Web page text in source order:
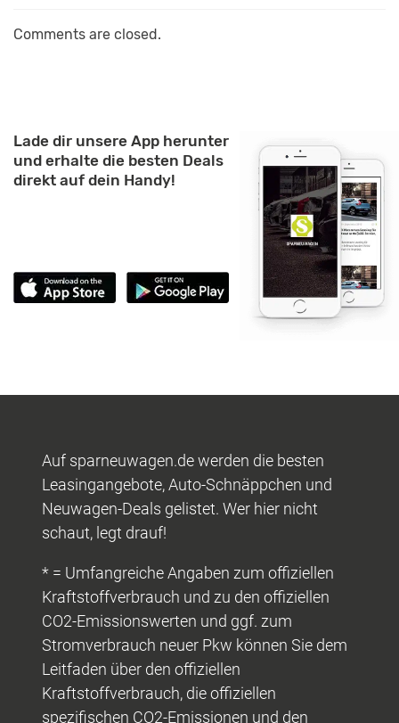
Comments are closed.
Lade dir unsere App herunter
und erhalte die besten Deals
direkt auf dein Handy!
Auf sparneuwagen.de werden die besten
Leasingangebote, Auto-Schnäppchen und
Neuwagen-Deals gelistet. Wer hier nicht
schaut, legt drauf!
* = Umfangreiche Angaben zum offiziellen
Kraftstoffverbrauch und zu den offiziellen
CO2-Emissionswerten und ggf. zum
Stromverbrauch neuer Pkw können Sie dem
Leitfaden über den offiziellen
Kraftstoffverbrauch, die offiziellen
spezifischen CO2-Emissionen und den